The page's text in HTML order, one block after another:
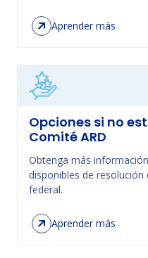
Aprender más
Opciones si no
Comité ARD
Obtenga más
disponibles de
federal.
Aprender más